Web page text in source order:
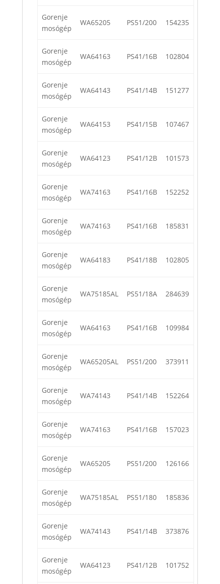
Gorenje
mosógép
WA65205 PS51/200 154235
Gorenje
mosógép
WA64163 PS41/16B 102804
Gorenje
mosógép
WA64143 PS41/14B 151277
Gorenje
mosógép
WA64153 PS41/15B 107467
Gorenje
mosógép
WA64123 PS41/12B 101573
Gorenje
mosógép
WA74163 PS41/16B 152252
Gorenje
mosógép
WA74163 PS41/16B 185831
Gorenje
mosógép
WA64183 PS41/18B 102805
Gorenje
mosógép
WA75185AL PS51/18A 284639
Gorenje
mosógép
WA64163 PS41/16B 109984
Gorenje
mosógép
WA65205AL PS51/200 373911
Gorenje
mosógép
WA74143 PS41/14B 152264
Gorenje
mosógép
WA74163 PS41/16B 157023
Gorenje
mosógép
WA65205 PS51/200 126166
Gorenje
mosógép
WA75185AL PS51/180 185836
Gorenje
mosógép
WA74143 PS41/14B 373876
Gorenje
mosógép
WA64123 PS41/12B 101752